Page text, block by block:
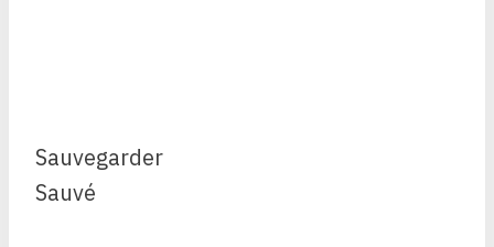
Sauvegarder
Sauvé